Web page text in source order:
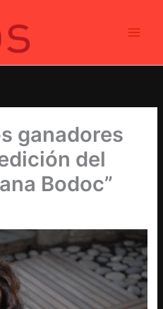
ganadores
del
Bodoc”